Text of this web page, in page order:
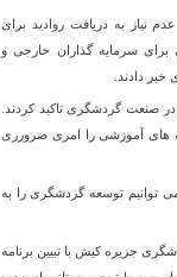
به دریافت روادید برای
برای سرمایه گذاران خارجی و
دادند
صنعت گردشگری تاکید کردند.
های آموزشی را امری ضرورری
توانیم توسعه گردشگرى را به
جزیره کیش با تبيين برنامه